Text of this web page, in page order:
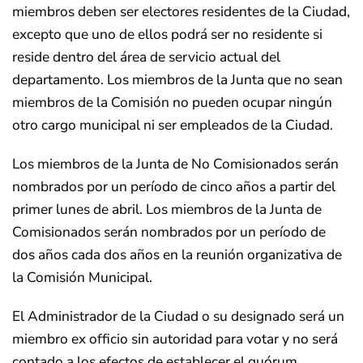
miembros deben ser electores residentes de la Ciudad,
excepto que uno de ellos podrá ser no residente si
reside dentro del área de servicio actual del
departamento. Los miembros de la Junta que no sean
miembros de la Comisión no pueden ocupar ningún
otro cargo municipal ni ser empleados de la Ciudad.
Los miembros de la Junta de No Comisionados serán
nombrados por un período de cinco años a partir del
primer lunes de abril. Los miembros de la Junta de
Comisionados serán nombrados por un período de
dos años cada dos años en la reunión organizativa de
la Comisión Municipal.
El Administrador de la Ciudad o su designado será un
miembro ex officio sin autoridad para votar y no será